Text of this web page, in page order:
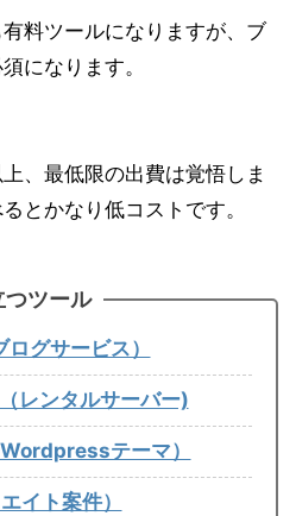
有料ツールになりますが、ブ
になります。
、最低限の出費は覚悟しま
とかなり 低コスト です。
つツール
グサービス）
レンタルサーバー)
テーマ）
イト案件）